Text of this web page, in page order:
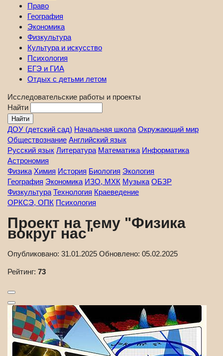
Право
География
Экономика
Физкультура
Культура и искусство
Психология
ЕГЭ и ГИА
Отдых с детьми летом
Исследовательские работы и проекты
Найти
ДОУ (детский сад) Начальная школа Окружающий мир
Обществознание Английский язык
Русский язык Литература Математика Информатика
Астрономия
Физика Химия История Биология Экология
География Экономика ИЗО, МХК Музыка ОБЗР
Физкультура Технология Краеведение
ОРКСЭ, ОПК Психология
Проект на тему "Физика
вокруг нас"
Опубликовано: 31.01.2025 Обновлено: 05.02.2025
Рейтинг: 73